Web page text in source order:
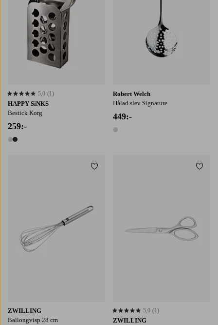
HAPPY SiNKS
Bestick Korg
259:-
2 färger
5,0 baserat på 1 st betyg
5,0 (1)
Robert Welch
Hålad slev Signature
449:-
1 färg
ZWILLING
Ballongvisp 28 cm
Lägg till i favoriter
ZWILLING
5,0 baserat på 1 st betyg
5,0 (1)